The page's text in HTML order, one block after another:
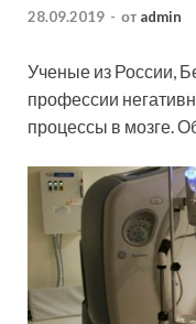
28.09.2019 - от admin
Ученые из России,
профессии
процессы в мозге.